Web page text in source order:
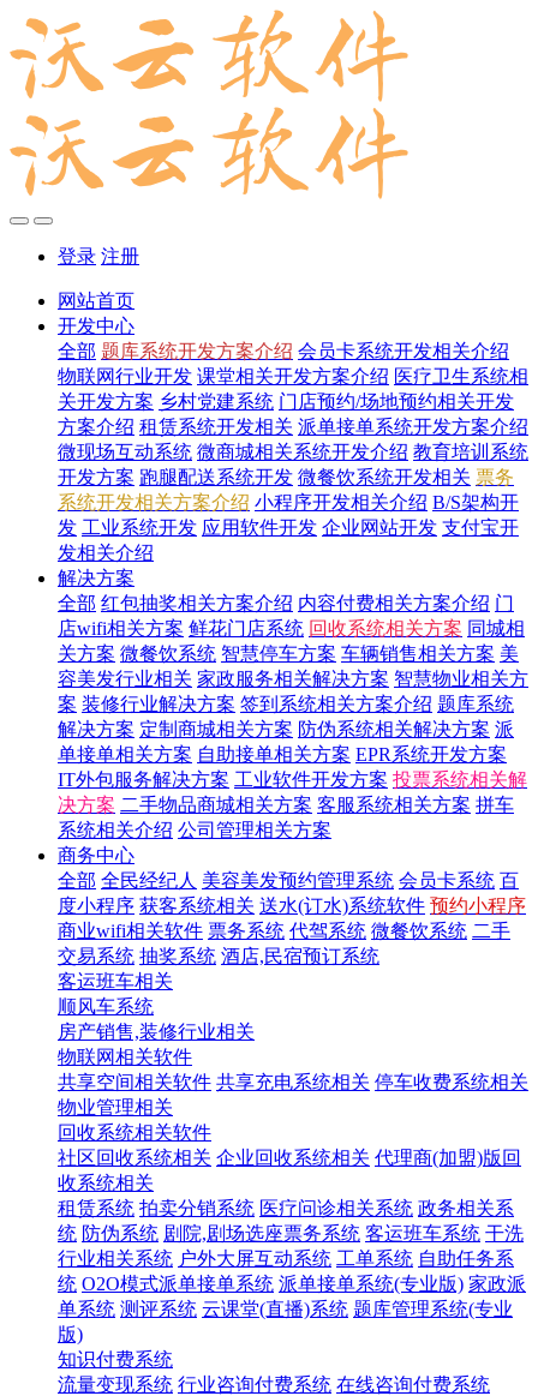
登录 注册
网站首页
开发中心
全部 题库系统开发方案介绍 会员卡系统开发相关介绍
物联网行业开发 课堂相关开发方案介绍 医疗卫生系统相
关开发方案 乡村党建系统 门店预约/场地预约相关开发
方案介绍 租赁系统开发相关 派单接单系统开发方案介绍
微现场互动系统 微商城相关系统开发介绍 教育培训系统
开发方案 跑腿配送系统开发 微餐饮系统开发相关 票务
系统开发相关方案介绍 小程序开发相关介绍 B/S架构开
发 工业系统开发 应用软件开发 企业网站开发 支付宝开
发相关介绍
解决方案
全部 红包抽奖相关方案介绍 内容付费相关方案介绍 门
店wifi相关方案 鲜花门店系统 回收系统相关方案 同城相
关方案 微餐饮系统 智慧停车方案 车辆销售相关方案 美
容美发行业相关 家政服务相关解决方案 智慧物业相关方
案 装修行业解决方案 签到系统相关方案介绍 题库系统
解决方案 定制商城相关方案 防伪系统相关解决方案 派
单接单相关方案 自助接单相关方案 EPR系统开发方案
IT外包服务解决方案 工业软件开发方案 投票系统相关解
决方案 二手物品商城相关方案 客服系统相关方案 拼车
系统相关介绍 公司管理相关方案
商务中心
全部 全民经纪人 美容美发预约管理系统 会员卡系统 百
度小程序 获客系统相关 送水(订水)系统软件 预约小程序
商业wifi相关软件 票务系统 代驾系统 微餐饮系统 二手
交易系统 抽奖系统 酒店,民宿预订系统
客运班车相关
顺风车系统
房产销售,装修行业相关
物联网相关软件
共享空间相关软件 共享充电系统相关 停车收费系统相关
物业管理相关
回收系统相关软件
社区回收系统相关 企业回收系统相关 代理商(加盟)版回
收系统相关
租赁系统 拍卖分销系统 医疗问诊相关系统 政务相关系
统 防伪系统 剧院,剧场选座票务系统 客运班车系统 干洗
行业相关系统 户外大屏互动系统 工单系统 自助任务系
统 O2O模式派单接单系统 派单接单系统(专业版) 家政派
单系统 测评系统 云课堂(直播)系统 题库管理系统(专业
版)
知识付费系统
流量变现系统 行业咨询付费系统 在线咨询付费系统